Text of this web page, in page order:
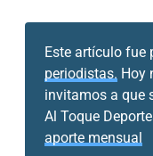
Este artículo fue
periodistas. Hoy
invitamos a que
Al Toque
aporte mensual